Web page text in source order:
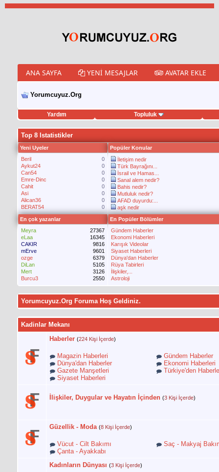
ANA SAYFA YENI MESAJLAR AVATAR EKLE
Yorumcuyuz.Org
Yardım Topluluk
porno izle twitter retweet hilesi
Top 8 Istatistikler
Yeni Uyeler
Popüler Konular
Beril
0
Aykut24
0
Can54
0
Emre-Dinc
0
Cahit
0
Asi
0
Alican36
0
BERAT54
0
İletişim nedir
Türk Bayrağını...
İsrail ve Hamas...
Sanal alem nedir?
Bahis nedir?
Mutluluk nedir?
AFAD duyurdu:...
aşk nedir
En çok yazanlar
En Popüler Bölümler
Meyra
27367
eLaa
16345
CAKIR
9816
mErve
9601
ozge
6379
DiLan
5105
Mert
3126
Burcu3
2550
Gündem Haberler
Ekonomi Haberleri
Karışık Videolar
Siyaset Haberleri
Dünya'dan Haberler
Rüya Tabirleri
İlişkiler,...
Astroloji
Yorumcuyuz.Org Foruma Hoş Geldiniz.
Kadinlar Mekanı
Haberler (224 Kişi İçerde)
Magazin Haberleri
Gündem Haberler
Dünya'dan Haberler
Ekonomi Haberleri
Gazete Manşetleri
Türkiye'den
Siyaset Haberleri
İlişkiler, Duygular ve Hayatın İçinden (3 Kişi İçerde)
Güzellik - Moda (8 Kişi İçerde)
Vücut - Cilt Bakımı
Saç - Makyaj
Çanta - Ayakkabı
Kadınların Dünyası (3 Kişi İçerde)